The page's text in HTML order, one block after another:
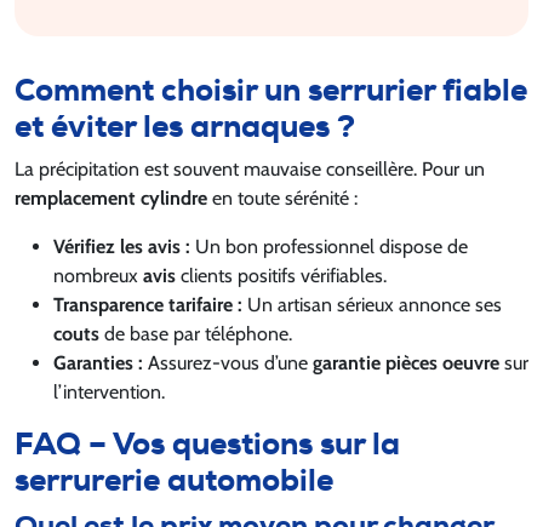
Comment choisir un serrurier fiable
et éviter les arnaques ?
La précipitation est souvent mauvaise conseillère. Pour un
remplacement cylindre en toute sérénité :
Vérifiez les avis : Un bon professionnel dispose de
nombreux avis clients positifs vérifiables.
Transparence tarifaire : Un artisan sérieux annonce ses
couts de base par téléphone.
Garanties : Assurez-vous d’une garantie pièces oeuvre sur
l’intervention.
FAQ – Vos questions sur la
serrurerie automobile